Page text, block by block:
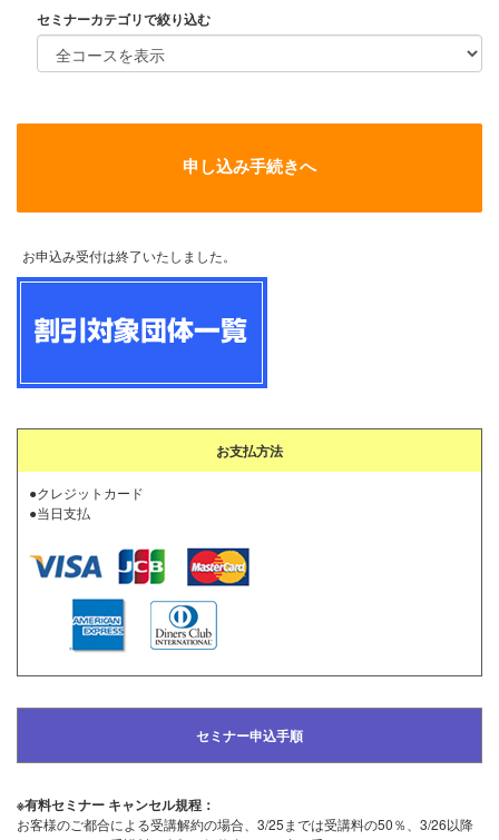
セミナーカテゴリで絞り込む
申し込み手続きへ
お申込み受付は終了いたしました。
お支払方法
●クレジットカード
●当日支払
セミナー申込手順
※有料セミナー キャンセル規程：
お客様のご都合による受講解約の場合、3/25までは受講料の50％、3/26以降